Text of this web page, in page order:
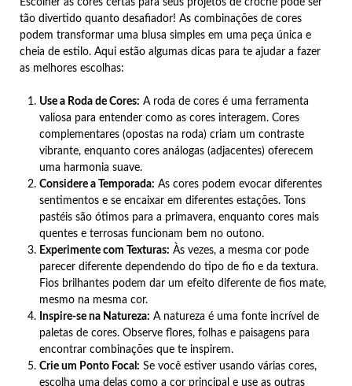
Escolher as cores certas para seus projetos de crochê pode ser
tão divertido quanto desafiador! As combinações de cores
podem transformar uma blusa simples em uma peça única e
cheia de estilo. Aqui estão algumas dicas para te ajudar a fazer
as melhores escolhas:
Use a Roda de Cores: A roda de cores é uma ferramenta
valiosa para entender como as cores interagem. Cores
complementares (opostas na roda) criam um contraste
vibrante, enquanto cores análogas (adjacentes) oferecem
uma harmonia suave.
Considere a Temporada: As cores podem evocar diferentes
sentimentos e se encaixar em diferentes estações. Tons
pastéis são ótimos para a primavera, enquanto cores mais
quentes e terrosas funcionam bem no outono.
Experimente com Texturas: Às vezes, a mesma cor pode
parecer diferente dependendo do tipo de fio e da textura.
Fios brilhantes podem dar um efeito diferente de fios mate,
mesmo na mesma cor.
Inspire-se na Natureza: A natureza é uma fonte incrível de
paletas de cores. Observe flores, folhas e paisagens para
encontrar combinações que te inspirem.
Crie um Ponto Focal: Se você estiver usando várias cores,
escolha uma delas como a cor principal e use as outras